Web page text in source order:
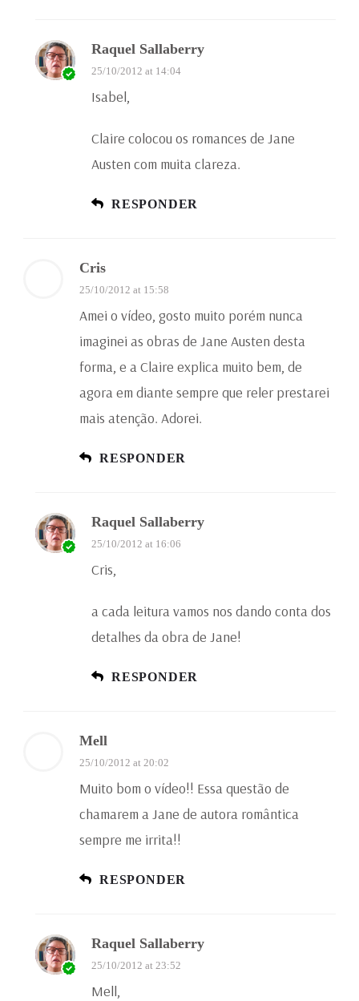
Raquel Sallaberry
25/10/2012 at 14:04
Isabel,
Claire colocou os romances de Jane
Austen com muita clareza.
RESPONDER
Cris
25/10/2012 at 15:58
Amei o vídeo, gosto muito porém nunca
imaginei as obras de Jane Austen desta
forma, e a Claire explica muito bem, de
agora em diante sempre que reler prestarei
mais atenção. Adorei.
RESPONDER
Raquel Sallaberry
25/10/2012 at 16:06
Cris,
a cada leitura vamos nos dando conta dos
detalhes da obra de Jane!
RESPONDER
Mell
25/10/2012 at 20:02
Muito bom o vídeo!! Essa questão de
chamarem a Jane de autora romântica
sempre me irrita!!
RESPONDER
Raquel Sallaberry
25/10/2012 at 23:52
Mell,